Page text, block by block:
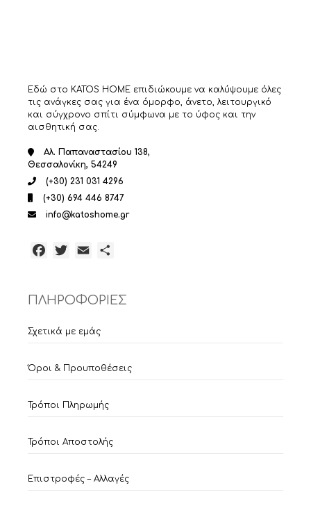
Εδώ στο KATOS HOME επιδιώκουμε να καλύψουμε όλες
τις ανάγκες σας για ένα όμορφο, άνετο, λειτουργικό
και σύγχρονο σπίτι σύμφωνα με το ύφος και την
αισθητική σας.
Αλ. Παπαναστασίου 138,
Θεσσαλονίκη, 54249
(+30) 231 031 4296
(+30) 694 446 8747
info@katoshome.gr
Facebook
TwitterEmail
ΠΛΗΡΟΦΟΡΙΕΣ
Σχετικά με εμάς
Όροι & Προυποθέσεις
Τρόποι Πληρωμής
Τρόποι Αποστολής
Επιστροφές – Αλλαγές